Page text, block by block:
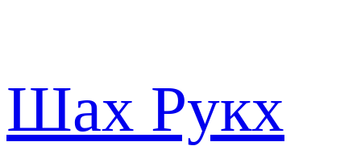
Шах Рукх